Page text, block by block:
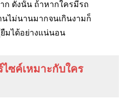
ก ดังนั้น ถ้าหากใครมีรถ
ไม่นานมากจนเกินงามก็
มได้อย่างแน่นอน
ไซค์เหมาะกับใคร